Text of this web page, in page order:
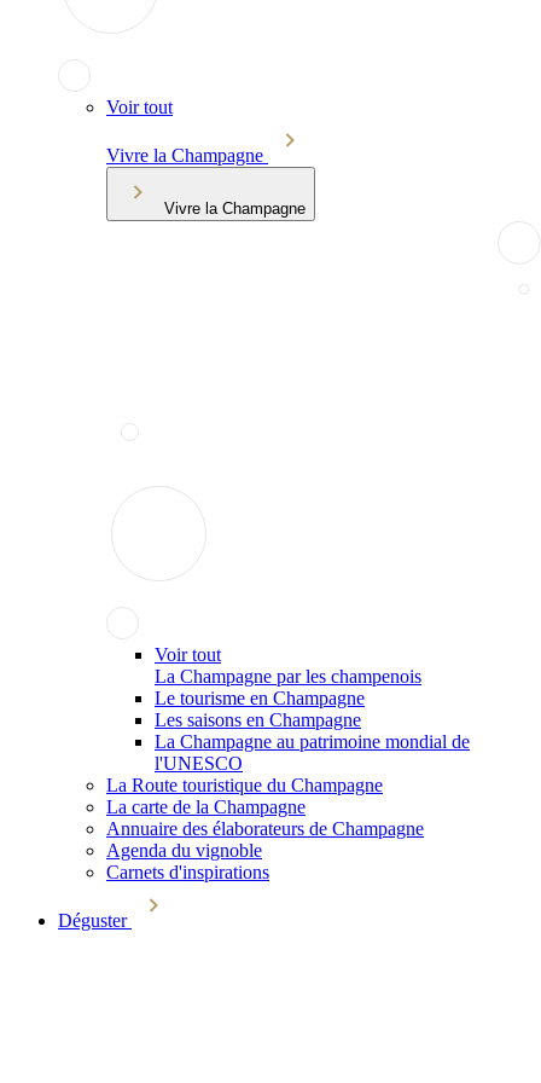
Voir tout
Vivre la Champagne
Vivre la Champagne
Voir tout
La Champagne par les champenois
Le tourisme en Champagne
Les saisons en Champagne
La Champagne au patrimoine mondial de
l'UNESCO
La Route touristique du Champagne
La carte de la Champagne
Annuaire des élaborateurs de Champagne
Agenda du vignoble
Carnets d'inspirations
Déguster